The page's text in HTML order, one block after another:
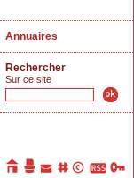
Annuaires
Rechercher
Sur ce site